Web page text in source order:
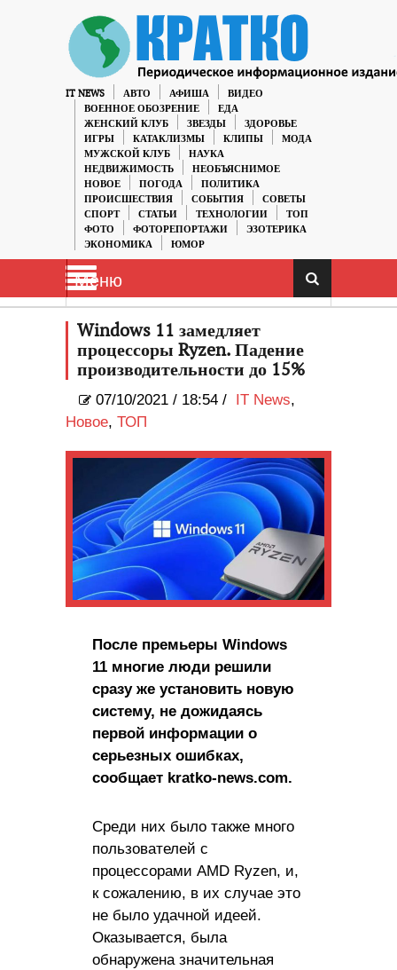
IT NEWS АВТО АФИША
ВИДЕО
ВОЕННОЕ ОБОЗРЕНИЕ
ЕДА
ЖЕНСКИЙ КЛУБ
ЗВЕЗДЫ
ЗДОРОВЬЕ
ИГРЫ
КАТАКЛИЗМЫ КЛИПЫ
МОДА
МУЖСКОЙ КЛУБ
НАУКА
НЕДВИЖИМОСТЬ
НЕОБЪЯСНИМОЕ
НОВОЕ
ПОГОДА
ПОЛИТИКА
ПРОИСШЕСТВИЯ
СОБЫТИЯ
СОВЕТЫ
СПОРТ
СТАТЬИ ТЕХНОЛОГИИ
ТОП
ФОТО
ФОТОРЕПОРТАЖИ
ЭЗОТЕРИКА
ЭКОНОМИКА
ЮМОР
Меню
Windows 11 замедляет
процессоры Ryzen. Падение
производительности до 15%
07/10/2021 / 18:54 / IT News,
Новое, ТОП
После премьеры Windows
11 многие люди решили
сразу же установить новую
систему, не дожидаясь
первой информации о
серьезных ошибках,
сообщает kratko-news.com.
Среди них было также много
пользователей с
процессорами AMD Ryzen, и,
к сожалению, в их случае это
не было удачной идеей.
Оказывается, была
обнаружена значительная